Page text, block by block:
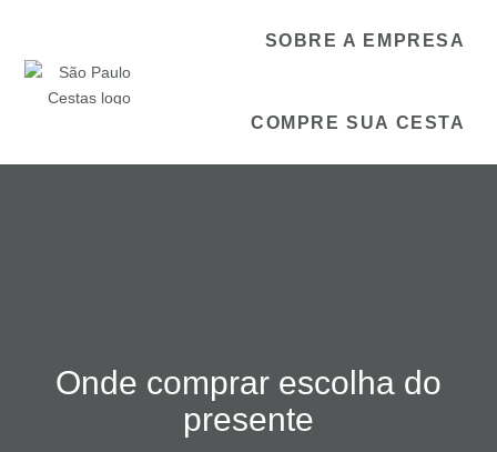
SOBRE A EMPRESA
COMPRE SUA CESTA
Onde comprar escolha do
presente